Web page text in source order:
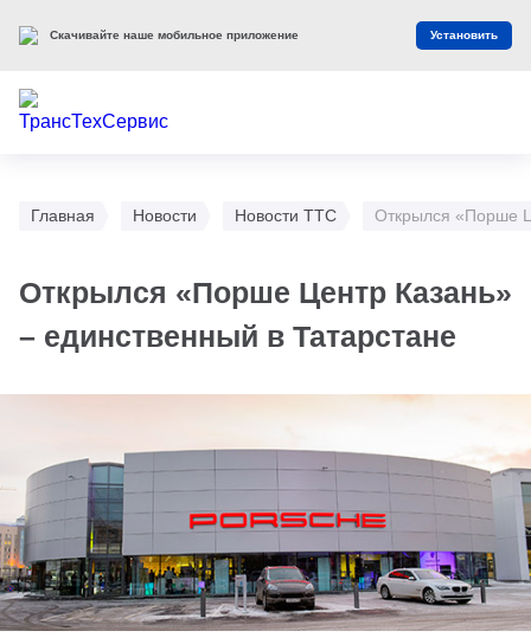
Главная Новости Новости ТТС Открылся «Порше
Открылся «Порше Центр Казань»
– единственный в Татарстане
Скачивайте наше мобильное приложение Установить